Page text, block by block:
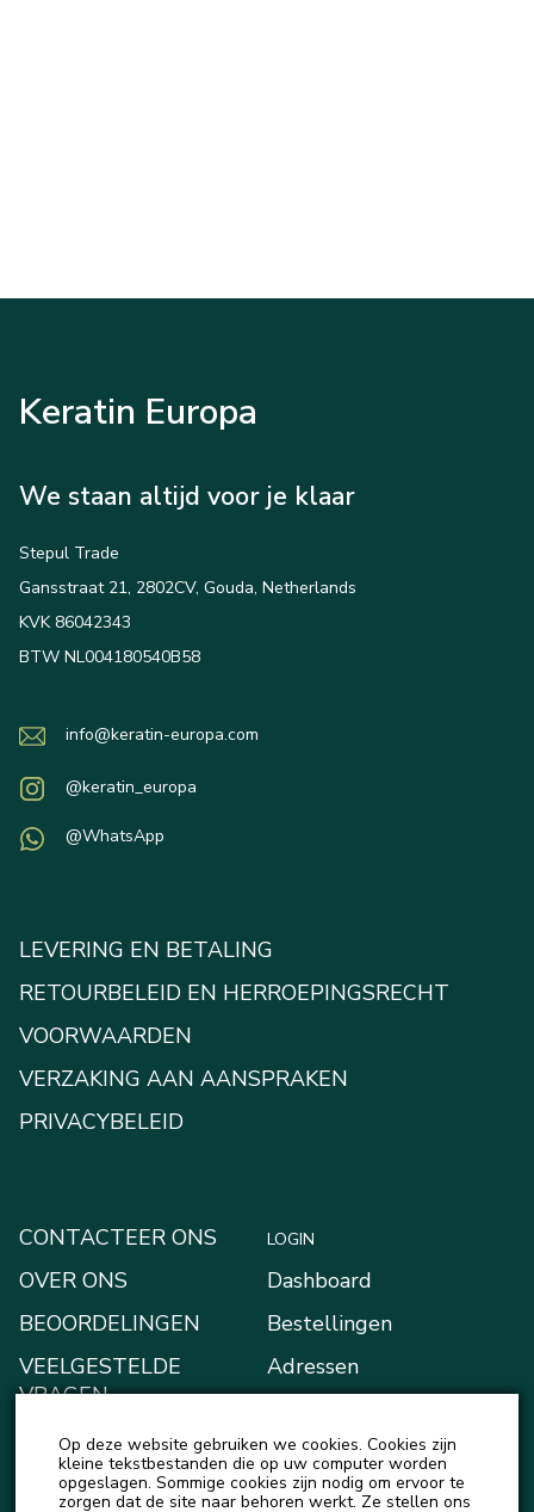
Keratin Europa
We staan altijd voor je klaar
Stepul Trade
Gansstraat 21, 2802CV, Gouda, Netherlands
KVK 86042343
BTW NL004180540B58
info@keratin-europa.com
@keratin_europa
@WhatsApp
LEVERING EN BETALING
RETOURBELEID EN HERROEPINGSRECHT
VOORWAARDEN
VERZAKING AAN AANSPRAKEN
PRIVACYBELEID
CONTACTEER ONS
OVER ONS
BEOORDELINGEN
VEELGESTELDE
VRAGEN
BLOGGEN
NIEUWS
LOGIN
Dashboard
Bestellingen
Adressen
Mijn Kluis
Account details
Op deze website gebruiken we cookies. Cookies zijn
kleine tekstbestanden die op uw computer worden
opgeslagen. Sommige cookies zijn nodig om ervoor te
zorgen dat de site naar behoren werkt. Ze stellen ons